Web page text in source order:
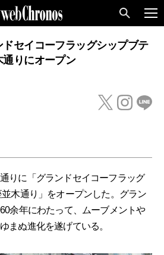
ドセイコーフラッグシップブテ
通りにオープン
りに「グランドセイコーフラッグ
木通り」をオープンした。グラン
余年にわたって、ムーブメントや
まぬ進化を遂げている。